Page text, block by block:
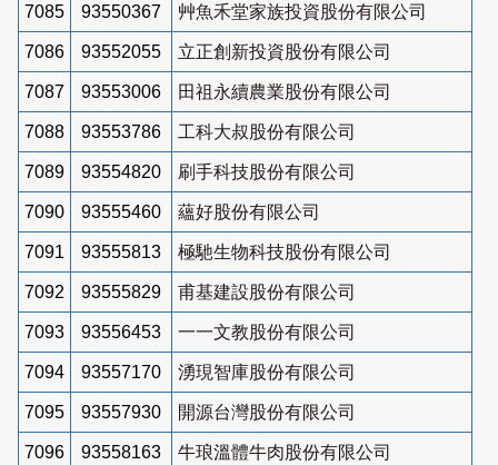
7085 93550367 艸魚禾堂家族投資股份有限公司
7086 93552055 立正創新投資股份有限公司
7087 93553006 田祖永續農業股份有限公司
7088 93553786 工科大叔股份有限公司
7089 93554820 刷手科技股份有限公司
7090 93555460 蘊好股份有限公司
7091 93555813 極馳生物科技股份有限公司
7092 93555829 甫基建設股份有限公司
7093 93556453 一一文教股份有限公司
7094 93557170 湧現智庫股份有限公司
7095 93557930 開源台灣股份有限公司
7096 93558163 牛琅溫體牛肉股份有限公司